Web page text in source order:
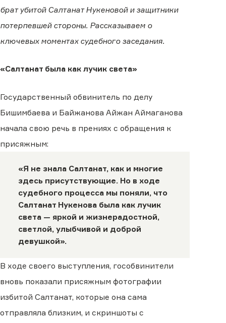
брат убитой Салтанат Нукеновой и защитники
потерпевшей стороны. Рассказываем о
ключевых моментах судебного заседания.
«Салтанат была как лучик света»
Государственный обвинитель по делу
Бишимбаева и Байжанова Айжан Аймаганова
начала свою речь в прениях с обращения к
присяжным:
«Я не знала Салтанат, как и многие
здесь присутствующие. Но в ходе
судебного процесса мы поняли, что
Салтанат Нукенова была как лучик
света — яркой и жизнерадостной,
светлой, улыбчивой и доброй
девушкой».
В ходе своего выступления, гособвинители
вновь показали присяжным фотографии
избитой Салтанат, которые она сама
отправляла близким, и скриншоты с